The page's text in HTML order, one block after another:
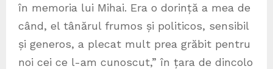
în memoria lui Mihai. Era o dorință a mea de
când, el tânărul frumos și politicos, sensibil
și generos, a plecat mult prea grăbit pentru
noi cei ce l-am cunoscut,” în țara de dincolo